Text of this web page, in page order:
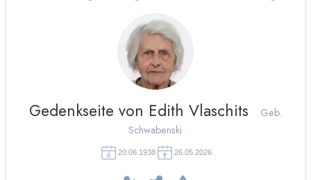
Gedenkseite von Edith Vlaschits
Geb.
Schwabenski
20.06.1938 26.05.2026